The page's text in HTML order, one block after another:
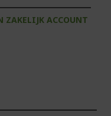
ZAKELIJK ACCOUNT